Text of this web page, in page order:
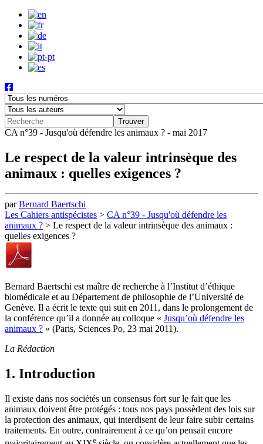
CA n°39 - Jusqu'où défendre les animaux ? - mai 2017
Le respect de la valeur intrinsèque des
animaux : quelles exigences ?
parBernard Baertschi
Les Cahiers antispécistes > CA n°39 - Jusqu'où défendre les
animaux ? > Le respect de la valeur intrinsèque des animaux :
quelles exigences ?
Bernard Baertschi est maître de recherche à l’Institut d’éthique
biomédicale et au Département de philosophie de l’Université de
Genève. Il a écrit le texte qui suit en 2011, dans le prolongement de
la conférence qu’il a donnée au colloque « Jusqu’où défendre les
animaux ? » (Paris, Sciences Po, 23 mai 2011).
La Rédaction
1. Introduction
Il existe dans nos sociétés un consensus fort sur le fait que les
animaux doivent être protégés : tous nos pays possèdent des lois sur
la protection des animaux, qui interdisent de leur faire subir certains
traitements. En outre, contrairement à ce qu’on pensait encore
e